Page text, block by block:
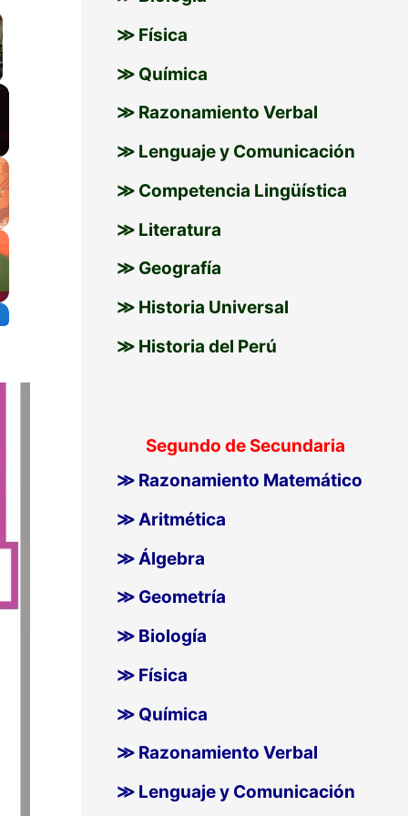
≫ Física
≫ Química
≫ Razonamiento Verbal
≫ Lenguaje y Comunicación
≫ Competencia Lingüística
≫ Literatura
≫ Geografía
≫ Historia Universal
≫ Historia del Perú
Segundo de Secundaria
≫ Razonamiento Matemático
≫ Aritmética
≫ Álgebra
≫ Geometría
≫ Biología
≫ Física
≫ Química
≫ Razonamiento Verbal
≫ Lenguaje y Comunicación